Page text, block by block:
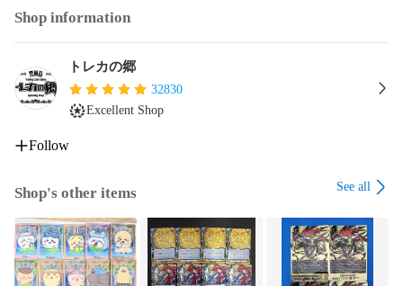
Shop information
トレカの郷
32830
Excellent Shop
Follow
Shop's other items See all